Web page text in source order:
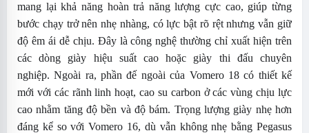
mang lại khả năng hoàn trả năng lượng cực cao, giúp từng
bước chạy trở nên nhẹ nhàng, có lực bật rõ rệt nhưng vẫn giữ
độ êm ái dễ chịu. Đây là công nghệ thường chỉ xuất hiện trên
các dòng giày hiệu suất cao hoặc giày thi đấu chuyên
nghiệp.Ngoài ra, phần đế ngoài của Vomero 18 có thiết kế
mới với các rãnh linh hoạt, cao su carbon ở các vùng chịu lực
cao nhằm tăng độ bền và độ bám. Trọng lượng giày nhẹ hơn
đáng kể so với Vomero 16, dù vẫn không nhẹ bằng Pegasus